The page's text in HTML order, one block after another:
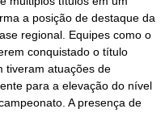
a posição de destaque da
regional. Equipes como o
conquistado o título
tiveram atuações de
para a elevação do nível
A presença de